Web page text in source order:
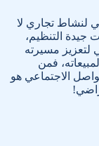
لنشاط تجاري لا
جيدة التنظيم،
مسيرته
فمن
الاجتماعي هو